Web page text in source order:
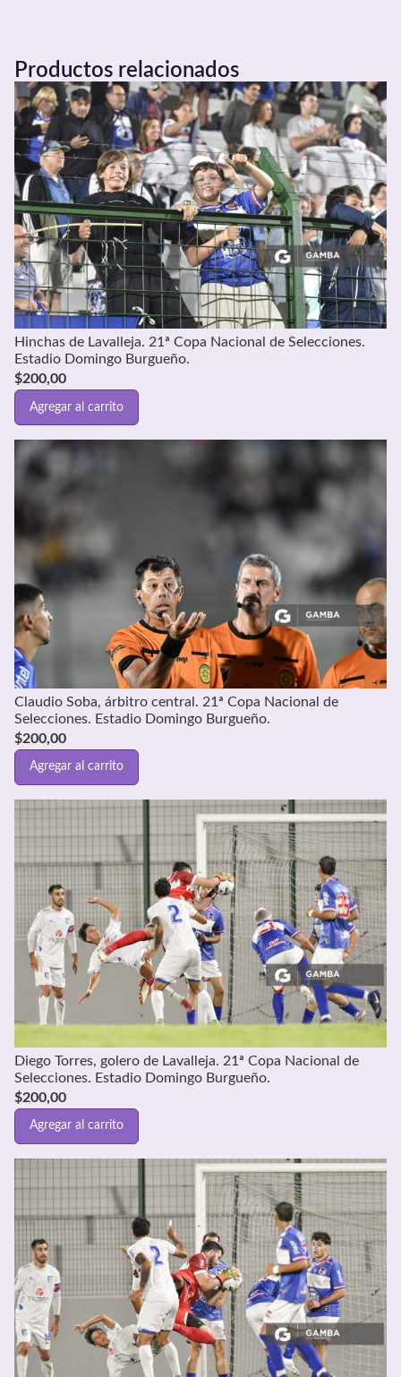
Productos relacionados
Hinchas de Lavalleja. 21ª Copa Nacional de Selecciones.
Estadio Domingo Burgueño.
$200,00
Agregar al carrito
Claudio Soba, árbitro central. 21ª Copa Nacional de
Selecciones. Estadio Domingo Burgueño.
$200,00
Agregar al carrito
Diego Torres, golero de Lavalleja. 21ª Copa Nacional de
Selecciones. Estadio Domingo Burgueño.
$200,00
Agregar al carrito